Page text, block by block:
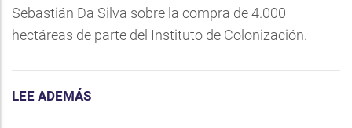
Sebastián Da Silva sobre la compra de 4.000
hectáreas de parte del Instituto de Colonización.
LEE ADEMÁS